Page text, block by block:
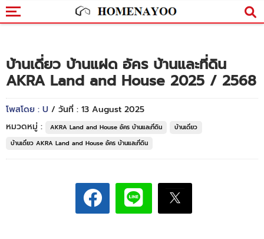
บ้านเดี่ยว บ้านแฝด อัคร บ้านและที่ดิน
AKRA Land and House 2025 / 2568
โพสโดย : U / วันที่ : 13 August 2025
หมวดหมู่ :
AKRA Land and House อัคร บ้านและที่ดิน
บ้านเดี่ยว
บ้านเดี่ยว AKRA Land and House อัคร บ้านและที่ดิน